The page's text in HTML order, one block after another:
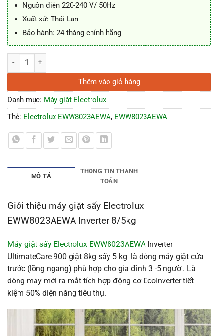
Nguồn điện 220-240 V/ 50Hz
Xuất xứ: Thái Lan
Bảo hành: 24 tháng chính hãng
Máy giặt sấy Electrolux EWW8023AEWA Inverter 8/5kg số lượng
Thêm vào giỏ hàng
Danh mục: Máy giặt Electrolux
Thẻ: Electrolux EWW8023AEWA, EWW8023AEWA
MÔ TẢ
THÔNG TIN THANH
TOÁN
Giới thiệu máy giặt sấy Electrolux
EWW8023AEWA Inverter 8/5kg
Máy giặt sấy Electrolux EWW8023AEWA Inverter
UltimateCare 900 giặt 8kg sấy 5 kg là dòng máy giặt cửa
trước (lồng ngang) phù hợp cho gia đình 3 -5 người. Là
dòng máy mới ra mắt tích hợp động cơ EcoInverter tiết
kiệm 50% diện năng tiêu thụ.